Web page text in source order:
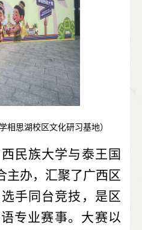
相思湖校区文化研习基地）
主办，汇聚了广西区
手同台竞技，是区
专业赛事。大赛以